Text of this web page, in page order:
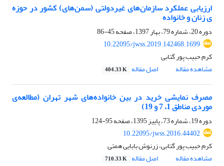
ارزیابی عملکرد سازمان‌های غیردولتی (سمن‌های) کشور در حوزه
ی زنان و خانواده
دوره 20، شماره 79، بهار 1397، صفحه
45-86
10.22095/jwss.2019.142468.1699
کرم حبیب پور گتابی
مشاهده مقاله
اصل مقاله 404.33 K
مصرف نمایشی خرید در بین خانواده‌های شهر تهران (مطالعه‌ی
موردی مناطق 1، 7 و 19)
دوره 19، شماره 73، پاییز 1395، صفحه
95-124
10.22095/jwss.2016.44402
کرم حبیب پور گتابی، زرنوش بابایی همتی
مشاهده مقاله
اصل مقاله 710.33 K